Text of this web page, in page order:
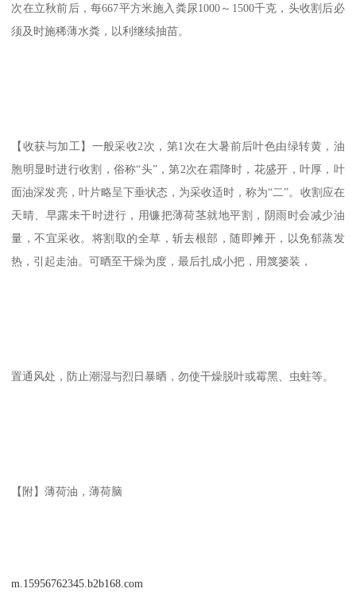
次在立秋前后，每667平方米施入粪尿1000～1500千克，头收割后必
须及时施稀薄水粪，以利继续抽苗。
【收获与加工】一般采收2次，第1次在大暑前后叶色由绿转黄，油
胞明显时进行收割，俗称“头”，第2次在霜降时，花盛开，叶厚，叶
面油深发亮，叶片略呈下垂状态，为采收适时，称为“二”。收割应在
天晴、早露未干时进行，用镰把薄荷茎就地平割，阴雨时会减少油
量，不宜采收。将割取的全草，斩去根部，随即摊开，以免郁蒸发
热，引起走油。可晒至干燥为度，最后扎成小把，用篾篓装，
置通风处，防止潮湿与烈日暴晒，勿使干燥脱叶或霉黑、虫蛀等。
【附】薄荷油，薄荷脑
m.15956762345.b2b168.com